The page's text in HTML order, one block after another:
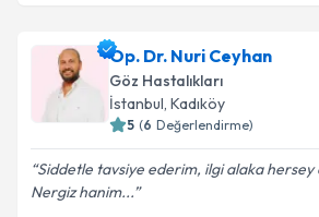
Op. Dr. Nuri Ceyhan
Göz Hastalıkları
İstanbul, Kadıköy
5 (6 Değerlendirme)
Siddetle tavsiye ederim, ilgi alaka hersey
Nergiz hanim...